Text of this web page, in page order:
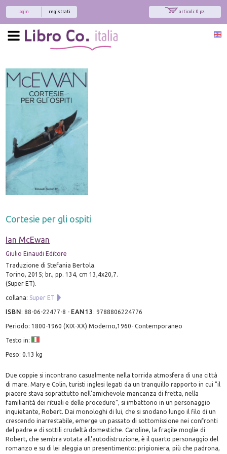
articoli: 0 pz.
registrati
login
Cortesie per gli ospiti
Ian McEwan
Giulio Einaudi Editore
Traduzione di Stefania Bertola.
Torino, 2015; br., pp. 134, cm 13,4x20,7.
(Super ET).
collana: Super ET
ISBN:88-06-22477-8 - EAN13 :9788806224776
Periodo: 1800-1960 (XIX-XX) Moderno,1960- Contemporaneo
Testo in:
Peso: 0.13 kg
Due coppie si incontrano casualmente nella torrida atmosfera di una città
di mare. Mary e Colin, turisti inglesi legati da un tranquillo rapporto in cui "il
piacere stava soprattutto nell'amichevole mancanza di fretta, nella
familiarità dei rituali e delle procedure", si imbattono in un personaggio
inquietante, Robert. Dai monologhi di lui, che si snodano lungo il filo di un
crescendo inarrestabile, emerge un passato di sottomissione nei confronti
del padre e di sottili crudeltà domestiche. Caroline, la fragile moglie di
Robert, che sembra votata all'autodistruzione, è il quarto personaggio del
romanzo e su di lei aleggia un presentimento: prigioniera, più che padrona,